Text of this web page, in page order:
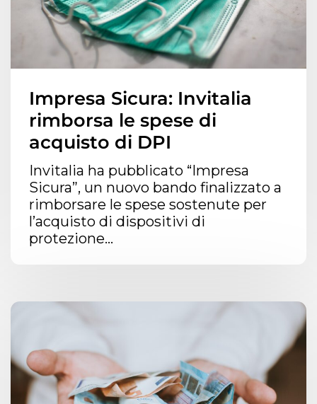
Impresa Sicura: Invitalia
rimborsa le spese di
acquisto di DPI
Invitalia ha pubblicato “Impresa
Sicura”, un nuovo bando finalizzato a
rimborsare le spese sostenute per
l’acquisto di dispositivi di
protezione...